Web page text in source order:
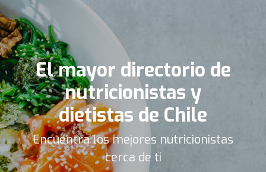
El mayor directorio de
nutricionistas y
dietistas de Chile
Encuentra los mejores nutricionistas
cerca de ti